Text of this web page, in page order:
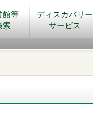
館等
索
ディスカバリー
サービス